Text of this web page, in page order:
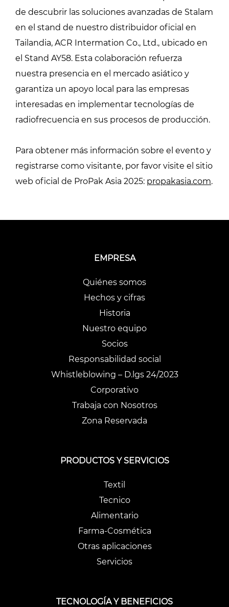
de descubrir las soluciones avanzadas de Stalam
en el stand de nuestro distribuidor oficial en
Tailandia, ACR Intermation Co., Ltd., ubicado en
el Stand AY58. Esta colaboración refuerza
nuestra presencia en el mercado asiático y
garantiza un apoyo local para las empresas
interesadas en implementar tecnologías de
radiofrecuencia en sus procesos de producción.
Para obtener más información sobre el evento y
registrarse como visitante, por favor visite el sitio
web oficial de ProPak Asia 2025: propakasia.com.
EMPRESA
Quiénes somos
Hechos y cifras
Historia
Nuestro equipo
Socios
Responsabilidad social
Whistleblowing – D.lgs 24/2023
Corporativo
Trabaja con Nosotros
Zona Reservada
PRODUCTOS Y SERVICIOS
Textil
Tecnico
Alimentario
Farma-Cosmética
Otras aplicaciones
Servicios
TECNOLOGÍA Y BENEFICIOS